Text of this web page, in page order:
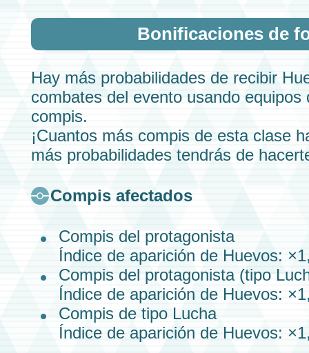
Bonificaciones de
Hay más probabilidades de recibir
combates del evento usando equipos
compis.
¡Cuantos más compisde esta clase
más probabilidades tendrás de
Compisafectados
Compis del protagonista
Índice de aparición de Huevos:
Compis del protagonista(tipo
Índice de aparición de Huevos:
Compis de tipo Lucha
Índice de aparición de Huevos: